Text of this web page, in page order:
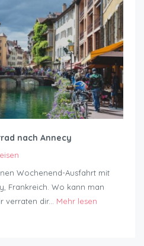
nach Annecy
Wochenend-Ausfahrt mit
Frankreich. Wo kann man
verraten dir... Mehr lesen